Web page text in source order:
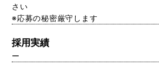
さい
※応募の秘密厳守します
採用実績
ー